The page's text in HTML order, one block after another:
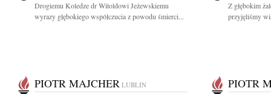
Drogiemu Koledze dr Witoldowi Jeżewskiemu
wyrazy głębokiego współczucia z powodu śmierci...
Z głębokim
przyjęliśmy
PIOTR MAJCHER LUBLIN PIOTR